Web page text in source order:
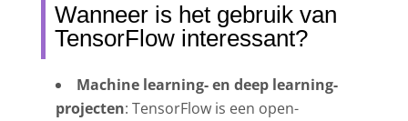
Wanneer is het gebruik van
TensorFlow interessant?
Machine learning- en deep learning-
projecten: TensorFlow is een open-